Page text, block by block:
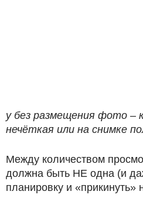
у без размещения фото –
нечёткая или на снимке
Между количеством
должна быть НЕ одна (и
планировку и «прикинуть»